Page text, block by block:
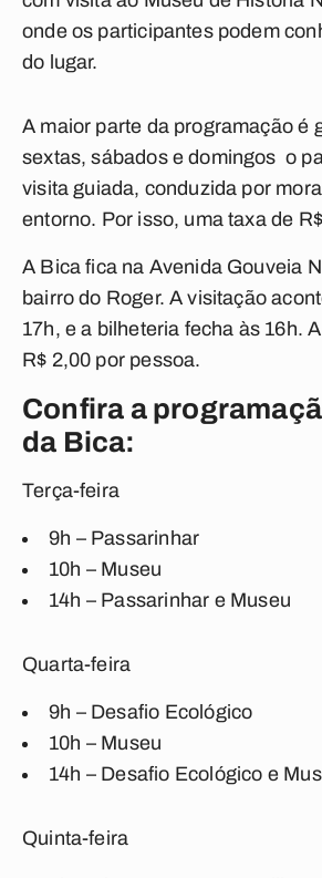
onde os participantes podem
do lugar.
A maior parte da programação é
sextas, sábados e domingos o
visita guiada, conduzida por
entorno. Por isso, uma taxa de
A Bica fica na Avenida Gouveia
bairro do Roger. A visitação
17h, e a bilheteria fecha às 16h.
R$ 2,00 por pessoa.
Confira a
da Bica:
Terça-feira
9h – Passarinhar
10h – Museu
14h – Passarinhar e Museu
Quarta-feira
9h – Desafio Ecológico
10h – Museu
14h – Desafio Ecológico e
Quinta-feira